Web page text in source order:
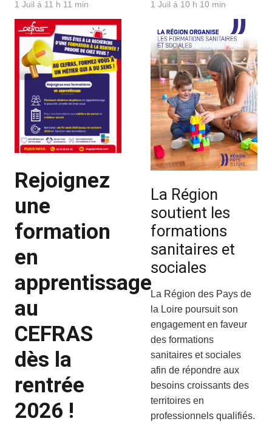
1 Juil à 11 h 11 min
Rejoignez
une
formation
en
apprentissage
au
CEFRAS
dès la
rentrée
2026 !
1 Juil à 10 h 10 min
La Région
soutient les
formations
sanitaires et
sociales
La Région des Pays de
la Loire poursuit son
engagement en faveur
des formations
sanitaires et sociales
afin de répondre aux
besoins croissants des
territoires en
professionnels qualifiés.